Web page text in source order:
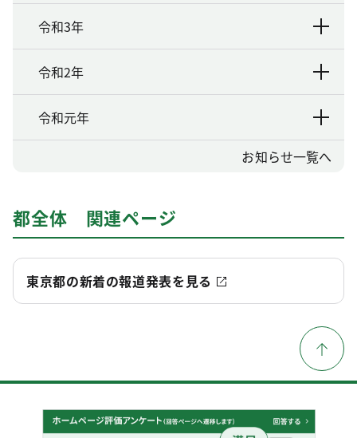
令和3年
令和2年
令和元年
お知らせ一覧へ
都全体 関連ページ
東京都の新着の報道発表を見る